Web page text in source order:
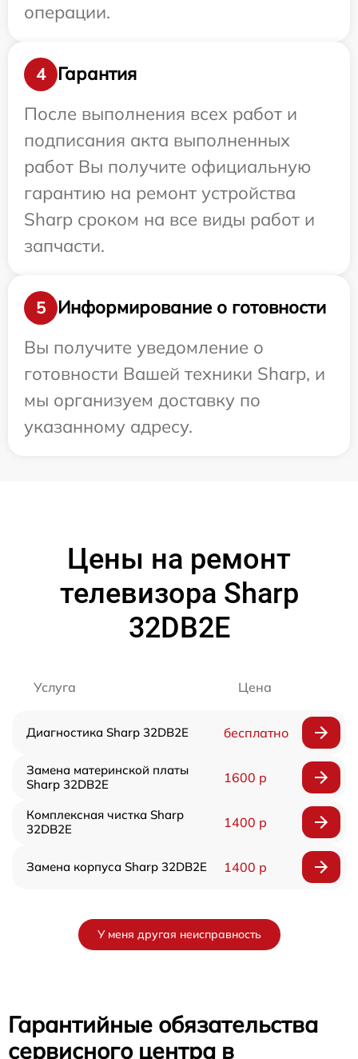
операции.
4
Гарантия
После выполнения всех работ и
подписания акта выполненных
работ Вы получите официальную
гарантию на ремонт устройства
Sharp сроком на все виды работ и
запчасти.
5
Информирование о готовности
Вы получите уведомление о
готовности Вашей техники Sharp, и
мы организуем доставку по
указанному адресу.
Цены на ремонт
телевизора Sharp
32DB2E
Услуга Цена
Диагностика Sharp 32DB2E бесплатно
Замена материнской платы
Sharp 32DB2E
1600 р
Комплексная чистка Sharp
32DB2E
1400 р
Замена корпуса Sharp 32DB2E 1400 р
У меня другая неисправность
Гарантийные обязательства
сервисного центра в